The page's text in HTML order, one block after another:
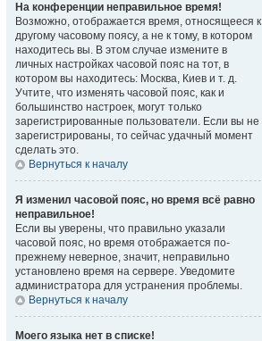
На конференции неправильное время!
Возможно, отображается время, относящееся к
другому часовому поясу, а не к тому, в котором
находитесь вы. В этом случае измените в
личных настройках часовой пояс на тот, в
котором вы находитесь: Москва, Киев и т. д.
Учтите, что изменять часовой пояс, как и
большинство настроек, могут только
зарегистрированные пользователи. Если вы не
зарегистрированы, то сейчас удачный момент
сделать это.
Вернуться к началу
Я изменил часовой пояс, но время всё равно
неправильное!
Если вы уверены, что правильно указали
часовой пояс, но время отображается по-
прежнему неверное, значит, неправильно
установлено время на сервере. Уведомите
администратора для устранения проблемы.
Вернуться к началу
Моего языка нет в списке!